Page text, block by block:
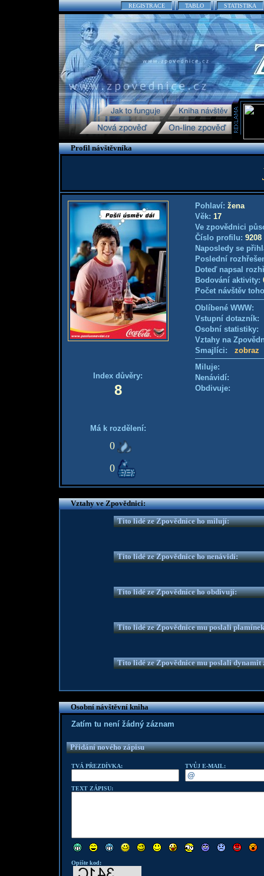
REGISTRACE TABLO STATISTIKA
Profil návštěvníka
Index důvěry:
8
Má k rozdělení:
0
0
Pohlaví: žena
Věk: 17
Ve zpovědnici
Číslo profilu: 9208
Naposledy se
Poslední
Doteď napsal
Bodování aktivity:
Počet návštěv
Oblíbené WWW:
Vstupní
Osobní
Vztahy na
Smajlíci: zobraz
Miluje:
Nenávidí:
Obdivuje:
Vztahy ve Zpovědnici:
Tito lidé ze Zpovědnice ho milují:
Tito lidé ze Zpovědnice ho nenávidí:
Tito lidé ze Zpovědnice ho obdivují:
Tito lidé ze Zpovědnice mu poslali
Tito lidé ze Zpovědnice mu poslali dynamit
Osobní návštěvní kniha
Zatím tu není žádný záznam
Přidání nového zápisu
TVÁ PŘEZDÍVKA: TVŮJ E-MAIL:
TEXT ZÁPISU:
Opište kod: